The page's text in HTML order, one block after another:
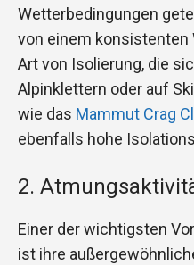
Wetterbedingungen
von einem konsistenten
Art von Isolierung, die
Alpinklettern oder auf
wie das Mammut Crag
ebenfalls hohe
2.
Einer der wichtigsten
ist ihre